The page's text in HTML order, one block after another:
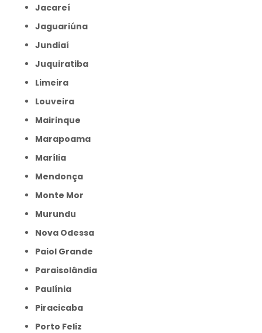
Jacareí
Jaguariúna
Jundiaí
Juquiratiba
Limeira
Louveira
Mairinque
Marapoama
Marília
Mendonça
Monte Mor
Murundu
Nova Odessa
Paiol Grande
Paraisolândia
Paulínia
Piracicaba
Porto Feliz